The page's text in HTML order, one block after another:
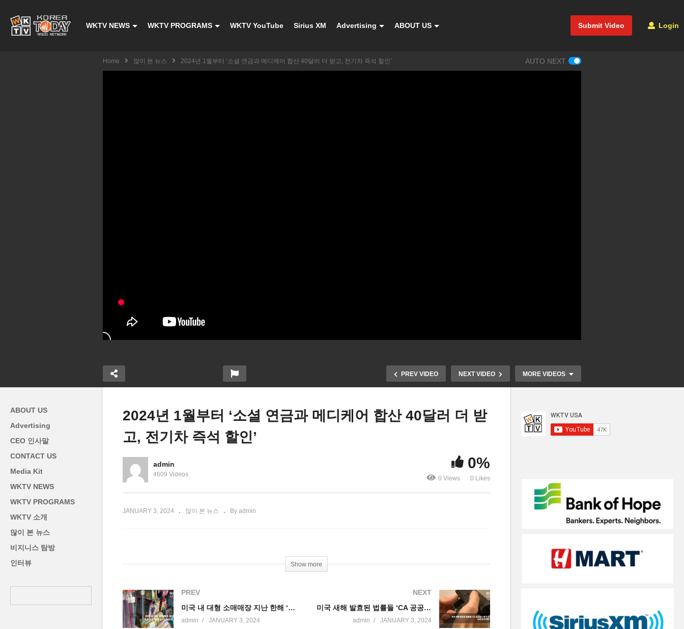
Submit Video Login
WKTV NEWS WKTV PROGRAMS WKTV YouTube Sirius XM Advertising ABOUT US
Home 많이 본 뉴스 2024년 1월부터 ‘소셜 연금과 메디케어 합산 40달러 더 받고, 전기차 즉석 할인’ AUTO NEXT
PREV VIDEO NEXT VIDEO MORE VIDEOS
박탈 결정
미국 휘발유값 앞으로 6주간
미 3달러 아래로 떨어져’
트럼프 출마자격박탈 엇갈린
ABOUT US
Advertising
CEO 인사말
CONTACT US
Media Kit
WKTV NEWS
WKTV PROGRAMS
WKTV 소개
많이 본 뉴스
비지니스 탐방
인터뷰
2024년 1월부터 ‘소셜 연금과 메디케어 합산 40달러 더 받
고, 전기차 즉석 할인’
admin
4609 Videos
0%
0 Views 0 Likes
JANUARY 3, 2024 많이 본 뉴스 By admin
Show more
PREV
미국 내 대형 소매매장 지난 한해 ‘4,800곳 폐쇄 vs 5,500곳 오픈’
admin JANUARY 3, 2024
NEXT
미국 새해 발효된 법률들 ‘CA 공공장소 총기 소지 금지, 뉴욕 전과기록 삭제 등’
admin JANUARY 3, 2024